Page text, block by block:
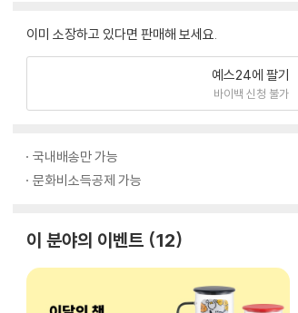
이미 소장하고 있다면 판매해 보세요.
예스24에 팔기
바이백 신청 불가
국내배송만 가능
문화비소득공제 가능
이 분야의 이벤트 12